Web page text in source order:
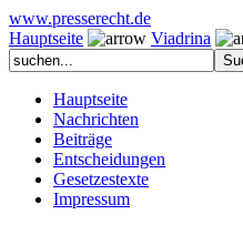
www.presserecht.de
Hauptseite
Viadrina
Hauptseite
Nachrichten
Beiträge
Entscheidungen
Gesetzestexte
Impressum